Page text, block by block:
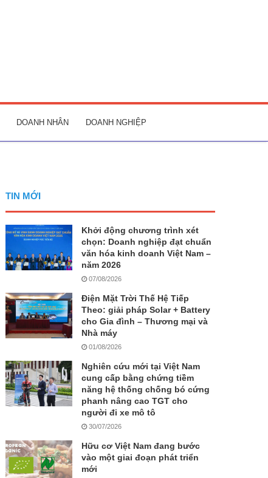
DOANH NHÂN DOANH NGHIỆP
TIN MỚI
Khởi động chương trình xét
chọn: Doanh nghiệp đạt chuẩn
văn hóa kinh doanh Việt Nam –
năm 2026
07/08/2026
Điện Mặt Trời Thế Hệ Tiếp
Theo: giải pháp Solar + Battery
cho Gia đình – Thương mại và
Nhà máy
01/08/2026
Nghiên cứu mới tại Việt Nam
cung cấp bằng chứng tiềm
năng hệ thống chống bó cứng
phanh nâng cao TGT cho
người đi xe mô tô
30/07/2026
Hữu cơ Việt Nam đang bước
vào một giai đoạn phát triển
mới